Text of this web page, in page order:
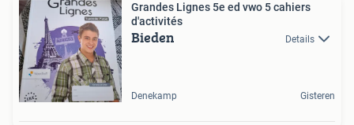
Grandes Lignes 5e ed vwo 5 cahiers
d'activités
Bieden Details
Denekamp Gisteren